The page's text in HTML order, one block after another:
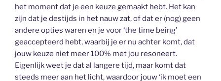
het moment dat je een keuze gemaakt hebt. Het kan
zijn dat je destijds in het nauw zat, of dat er (nog) geen
andere opties waren en je voor ‘the time being’
geaccepteerd hebt, waarbij je er nu achter komt, dat
jouw keuze niet meer 100% met jou resoneert.
Eigenlijk weet je dat al langere tijd, maar komt dat
steeds meer aan het licht, waardoor jouw ‘ik moet een